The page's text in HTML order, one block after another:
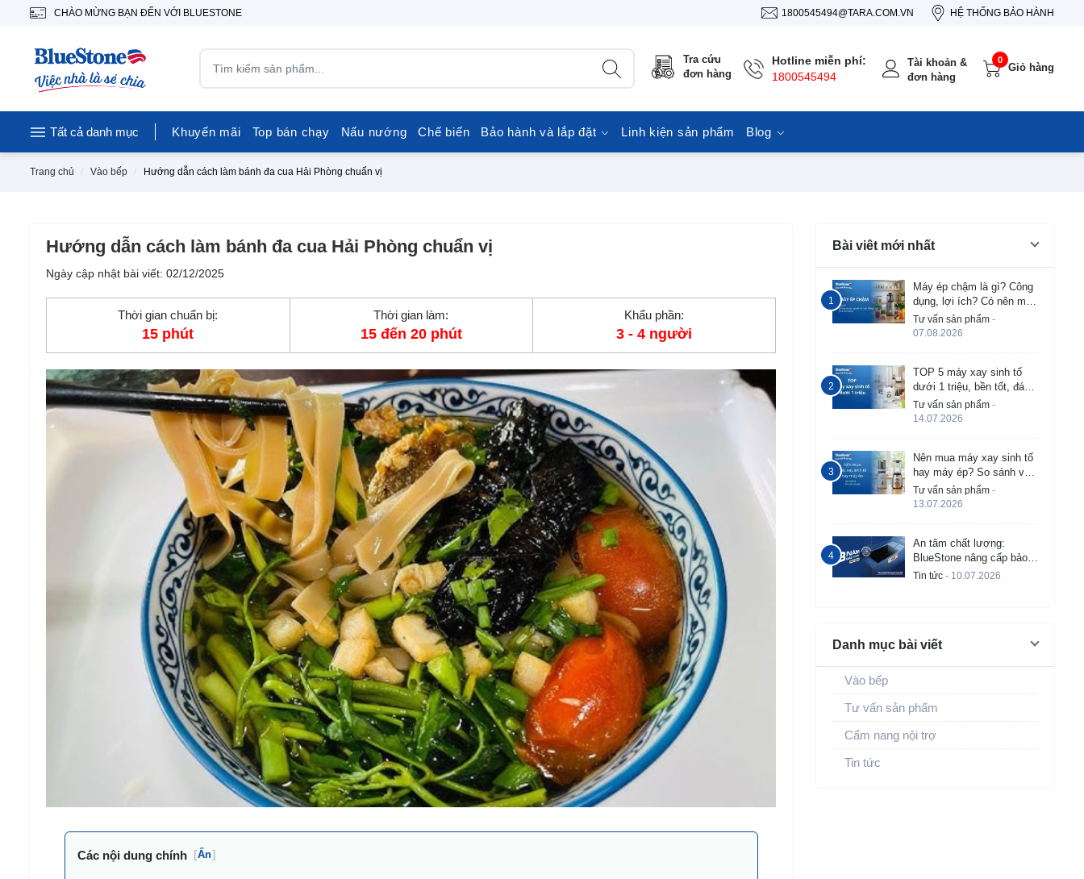
CHÀO MỪNG BẠN ĐẾN VỚI BLUESTONE 1800545494@TARA.COM.VN HỆ THỐNG BẢO HÀNH
Tra cứu
đơn hàng
Hotline miễn phí:
1800545494
Tài khoản &
đơn hàng
0
Giỏ hàng
Tất cả danh mục Khuyến mãi Top bán chạy Nấu nướng Chế biến Bảo hành và lắp đặt Linh kiện sản phẩm Blog
Trang chủ Vào bếp Hướng dẫn cách làm bánh đa cua Hải Phòng chuẩn vị
Hướng dẫn cách làm bánh đa cua Hải Phòng chuẩn vị
Ngày cập nhật bài viết: 02/12/2025
Thời gian chuẩn bị:
15 phút
Thời gian làm:
15 đến 20 phút
Khẩu phần:
3 - 4 người
Các nội dung chính [Ẩn]
Bài viêt mới nhất
Máy ép chậm là gì? Công
dụng, lợi ích? Có nên mua
không?
Tư vấn sản phẩm -
07.08.2026
TOP 5 máy xay sinh tố
dưới 1 triệu, bền tốt, đáng
mua 2026
Tư vấn sản phẩm -
14.07.2026
Nên mua máy xay sinh tố
hay máy ép? So sánh và
tư vấn chi tiết
Tư vấn sản phẩm -
13.07.2026
An tâm chất lượng:
BlueStone nâng cấp bảo
hành bếp từ âm lên đến 3
Tin tức - 10.07.2026
Danh mục bài viết
Vào bếp
Tư vấn sản phẩm
Cẩm nang nội trợ
Tin tức